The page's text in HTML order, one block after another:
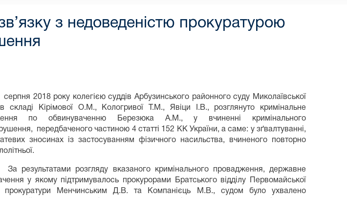
з недоведеністю прокуратурою
2018 року колегією суддів Арбузинського районного суду Миколаївської
в складі Кірімової О.М., Кологривої Т.М., Явіци І.В., розглянуто кримінальне
по обвинуваченню Березюка А.М., у вчиненні кримінального
передбаченого частиною 4 статті 152 КК України, а саме: у зґвалтуванні,
зносинах із застосуванням фізичного насильства, вчиненого повторно
розгляду вказаного кримінального провадження, державне
у якому підтримувалось прокурорами Братського відділу Первомайської
прокуратури Менчинським Д.В. та Компанієць М.В., судом було ухвалено